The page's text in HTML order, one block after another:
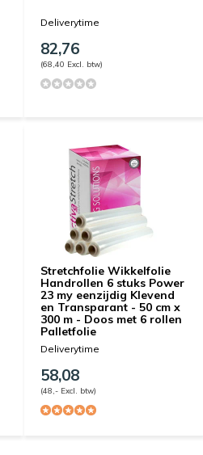
Deliverytime
82,76
(68,40 Excl. btw)
Stretchfolie Wikkelfolie
Handrollen 6 stuks Power
23 my eenzijdig Klevend
en Transparant - 50 cm x
300 m - Doos met 6 rollen
Palletfolie
Deliverytime
58,08
(48,- Excl. btw)